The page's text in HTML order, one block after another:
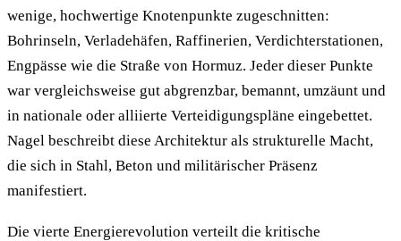
wenige, hochwertige Knotenpunkte zugeschnitten:
Bohrinseln, Verladehäfen, Raffinerien, Verdichterstationen,
Engpässe wie die Straße von Hormuz. Jeder dieser Punkte
war vergleichsweise gut abgrenzbar, bemannt, umzäunt und
in nationale oder alliierte Verteidigungspläne eingebettet.
Nagel beschreibt diese Architektur als strukturelle Macht,
die sich in Stahl, Beton und militärischer Präsenz
manifestiert.
Die vierte Energierevolution verteilt die kritische